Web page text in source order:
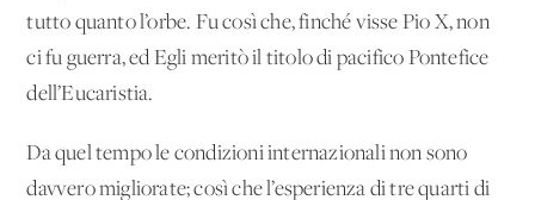
tutto quanto l’orbe. Fu così che, finché visse Pio X, non
ci fu guerra, ed Egli meritò il titolo di pacifico Pontefice
dell’Eucaristia.
Da quel tempo le condizioni internazionali non sono
davvero migliorate; così che l’esperienza di tre quarti di